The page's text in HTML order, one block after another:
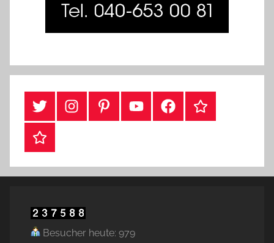
#TwitterInstagramPinterestYouTubeFacebookTikTok
Webshop
Besucher heute: 979